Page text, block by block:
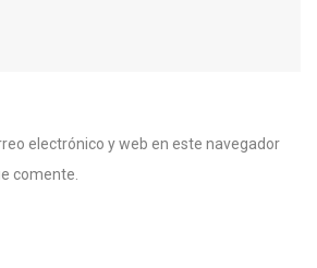
electrónico y web en este navegador
comente.